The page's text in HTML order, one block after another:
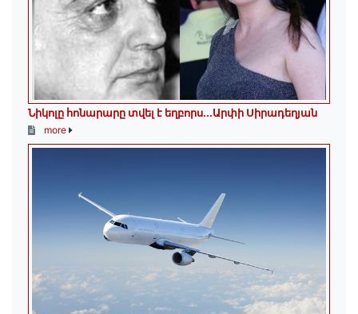
Նիկոլը հոնարարը տվել է եղբորս․․․Արփի Սիրադեղյան
more